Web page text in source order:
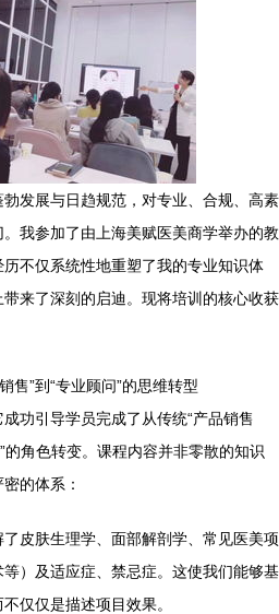
发展与日趋规范，对专业、合规、高素
我参加了由上海美赋医美商学举办的教
不仅系统性地重塑了我的专业知识体
来了深刻的启迪。现将培训的核心收获
售”到“专业顾问”的思维转型
功引导学员完成了从传统“产品销售
的角色转变。课程内容并非零散的知识
的体系：
了皮肤生理学、面部解剖学、常见医美项
）及适应症、禁忌症。这使我们能够基
仅仅是描述项目效果。